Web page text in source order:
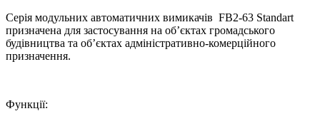
Серія модульних автоматичних вимикачів FB2-63 Standart
призначена для застосування на об’єктах громадського
будівництва та об’єктах адміністративно-комерційного
призначення.
Функції: